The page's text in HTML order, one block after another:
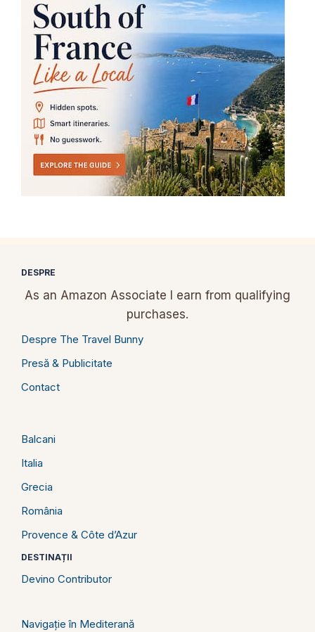
DESPRE
As an Amazon Associate I earn from qualifying
purchases.
Despre The Travel Bunny
Presă & Publicitate
Contact
Balcani
Italia
Grecia
România
Provence & Côte d’Azur
DESTINAȚII
Devino Contributor
Navigație în Mediterană